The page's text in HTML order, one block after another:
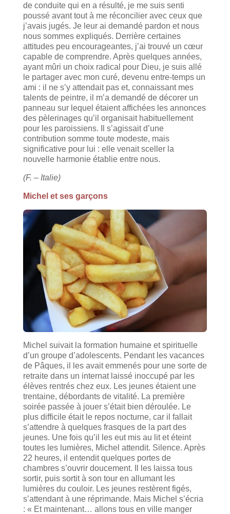
de conduite qui en a résulté, je me suis senti
poussé avant tout à me réconcilier avec ceux que
j’avais jugés. Je leur ai demandé pardon et nous
nous sommes expliqués. Derrière certaines
attitudes peu encourageantes, j’ai trouvé un cœur
capable de comprendre. Après quelques années,
ayant mûri un choix radical pour Dieu, je suis allé
le partager avec mon curé, devenu entre-temps un
ami : il ne s’y attendait pas et, connaissant mes
talents de peintre, il m’a demandé de décorer un
panneau sur lequel étaient affichées les annonces
des pèlerinages qu’il organisait habituellement
pour les paroissiens. Il s’agissait d’une
contribution somme toute modeste, mais
significative pour lui : elle venait sceller la
nouvelle harmonie établie entre nous.
(F. – Italie)
Michel et ses garçons
Michel suivait la formation humaine et spirituelle
d’un groupe d’adolescents. Pendant les vacances
de Pâques, il les avait emmenés pour une sorte de
retraite dans un internat laissé inoccupé par les
élèves rentrés chez eux. Les jeunes étaient une
trentaine, débordants de vitalité. La première
soirée passée à jouer s’était bien déroulée. Le
plus difficile était le repos nocturne, car il fallait
s’attendre à quelques frasques de la part des
jeunes. Une fois qu’il les eut mis au lit et éteint
toutes les lumières, Michel attendit. Silence. Après
22 heures, il entendit quelques portes de
chambres s’ouvrir doucement. Il les laissa tous
sortir, puis sortit à son tour en allumant les
lumières du couloir. Les jeunes restèrent figés,
s’attendant à une réprimande. Mais Michel s’écria
: « Et maintenant… allons tous en ville manger